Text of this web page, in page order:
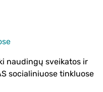
naudingų sveikatos ir
socialiniuose tinkluose